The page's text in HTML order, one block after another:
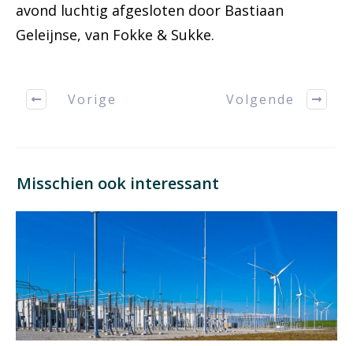
avond luchtig afgesloten door Bastiaan
Geleijnse, van Fokke & Sukke.
Vorige Volgende
Misschien ook interessant